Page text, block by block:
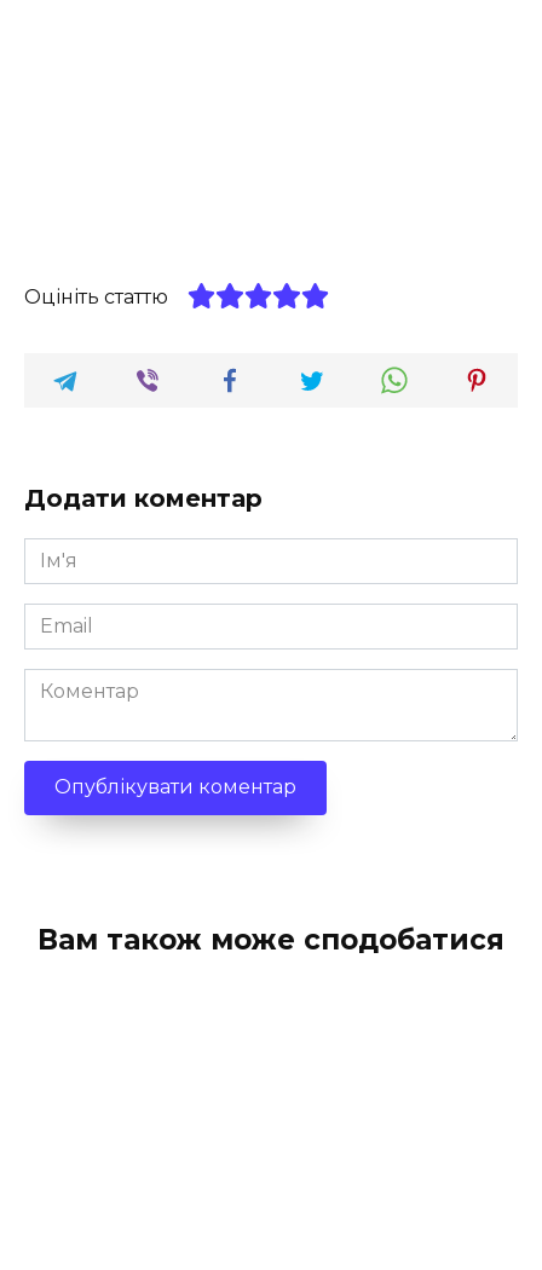
Оцініть статтю
Додати коментар
Ім'я
*
Email
*
Коментар
Вам також може сподобатися